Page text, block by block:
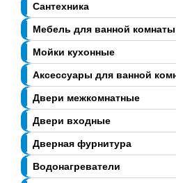
Сантехника
Мебель для ванной комнаты
Мойки кухонные
Аксессуары для ванной
Двери межкомнатные
Двери входные
Дверная фурнитура
Водонагреватели